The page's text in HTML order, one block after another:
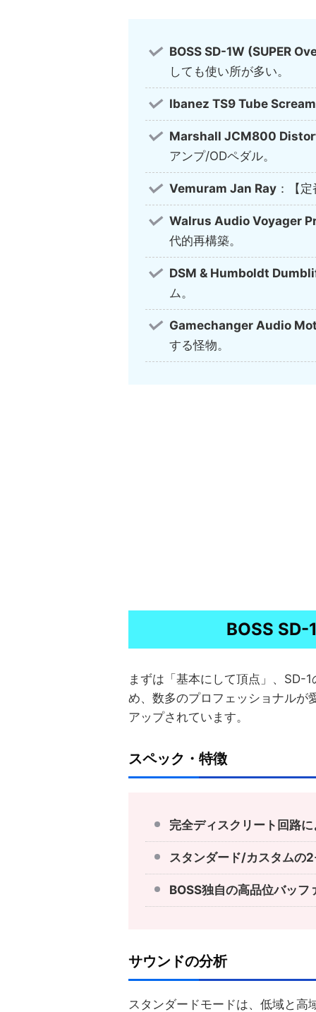
BOSS SD-1W (SUPER
しても使い所が多い。
Ibanez TS9 Tube
Marshall JCM800
アンプ/ODペダル。
Vemuram Jan Ray ：【
Walrus Audio Voyager
代的再構築。
DSM & Humboldt
ム。
Gamechanger Audio
する怪物。
BOSS
まずは「基本にして頂点」、SD-
め、数多のプロフェッショナルが
アップされています。
スペック・特徴
完全ディスクリート回路
スタンダード/カスタムの
BOSS独自の高品位バッフ
サウンドの分析
スタンダードモードは、低域と